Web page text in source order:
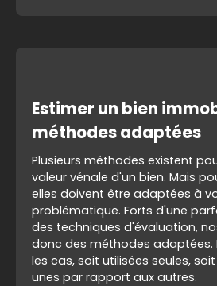
Estimer un bien
méthodes adaptées
Plusieurs méthodes existent
valeur vénale d'un bien. Mais
elles doivent être adaptées à
problématique. Forts d'une
des techniques d'évaluation,
donc des méthodes adaptées.
les cas, soit utilisées seules,
unes par rapport aux autres.